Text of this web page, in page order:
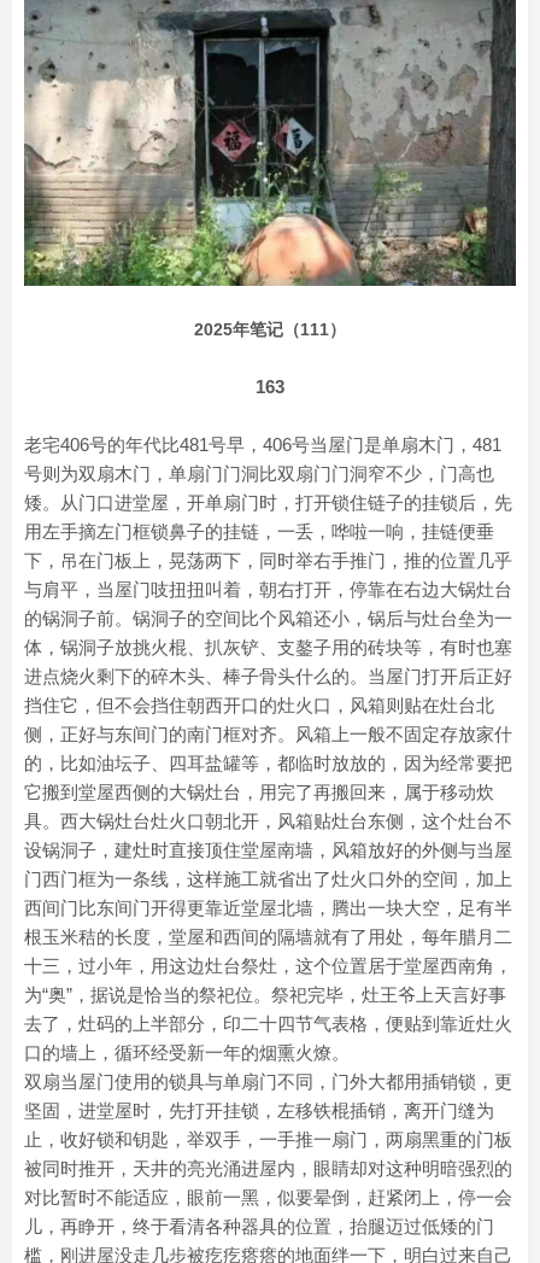
2025年笔记（111）
163
老宅406号的年代比481号早，406号当屋门是单扇木门，481
号则为双扇木门，单扇门门洞比双扇门门洞窄不少，门高也
矮。从门口进堂屋，开单扇门时，打开锁住链子的挂锁后，先
用左手摘左门框锁鼻子的挂链，一丢，哗啦一响，挂链便垂
下，吊在门板上，晃荡两下，同时举右手推门，推的位置几乎
与肩平，当屋门吱扭扭叫着，朝右打开，停靠在右边大锅灶台
的锅洞子前。锅洞子的空间比个风箱还小，锅后与灶台垒为一
体，锅洞子放挑火棍、扒灰铲、支鏊子用的砖块等，有时也塞
进点烧火剩下的碎木头、棒子骨头什么的。当屋门打开后正好
挡住它，但不会挡住朝西开口的灶火口，风箱则贴在灶台北
侧，正好与东间门的南门框对齐。风箱上一般不固定存放家什
的，比如油坛子、四耳盐罐等，都临时放放的，因为经常要把
它搬到堂屋西侧的大锅灶台，用完了再搬回来，属于移动炊
具。西大锅灶台灶火口朝北开，风箱贴灶台东侧，这个灶台不
设锅洞子，建灶时直接顶住堂屋南墙，风箱放好的外侧与当屋
门西门框为一条线，这样施工就省出了灶火口外的空间，加上
西间门比东间门开得更靠近堂屋北墙，腾出一块大空，足有半
根玉米秸的长度，堂屋和西间的隔墙就有了用处，每年腊月二
十三，过小年，用这边灶台祭灶，这个位置居于堂屋西南角，
为“奥”，据说是恰当的祭祀位。祭祀完毕，灶王爷上天言好事
去了，灶码的上半部分，印二十四节气表格，便贴到靠近灶火
口的墙上，循环经受新一年的烟熏火燎。
双扇当屋门使用的锁具与单扇门不同，门外大都用插销锁，更
坚固，进堂屋时，先打开挂锁，左移铁棍插销，离开门缝为
止，收好锁和钥匙，举双手，一手推一扇门，两扇黑重的门板
被同时推开，天井的亮光涌进屋内，眼睛却对这种明暗强烈的
对比暂时不能适应，眼前一黑，似要晕倒，赶紧闭上，停一会
儿，再睁开，终于看清各种器具的位置，抬腿迈过低矮的门
槛，刚进屋没走几步被疙疙瘩瘩的地面绊一下，明白过来自己